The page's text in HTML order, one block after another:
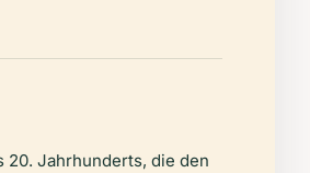
20. Jahrhunderts, die den